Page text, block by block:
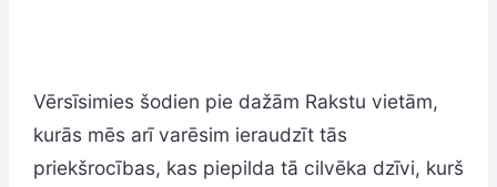
Vērsīsimies šodien pie dažām Rakstu vietām,
kurās mēs arī varēsim ieraudzīt tās
priekšrocības, kas piepilda tā cilvēka dzīvi, kurš